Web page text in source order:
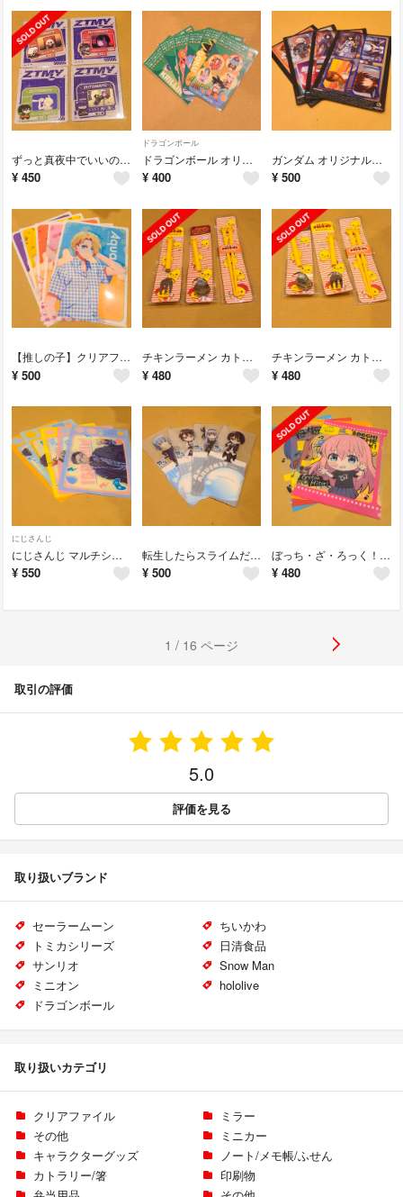
ずっと真夜中でいいのに。オリジナルステッカー 4枚
¥ 450
ドラゴンボール
ドラゴンボール オリジナルステッカー 6枚
¥ 400
ガンダム オリジナルクリアシート4枚
¥ 500
【推しの子】クリアファイル 5枚
¥ 500
チキンラーメン カトラリー3種類
¥ 480
チキンラーメン カトラリー 3種類
¥ 480
にじさんじ
にじさんじ マルチシート 5枚
¥ 550
転生したらスライムだった件 ポップアップコースター 4個
¥ 500
ぼっち・ざ・ろっく！ クリアファイル 4枚
¥ 480
1 / 16 ページ
取引の評価
5.0
評価を見る
取り扱いブランド
セーラームーン
ちいかわ
トミカシリーズ
日清食品
サンリオ
Snow Man
ミニオン
hololive
ドラゴンボール
取り扱いカテゴリ
クリアファイル
ミラー
その他
ミニカー
キャラクターグッズ
ノート/メモ帳/ふせん
カトラリー/箸
印刷物